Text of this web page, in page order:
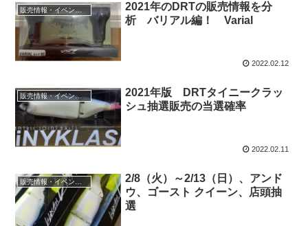
販売情報・イベント情報
2021年のDRTの販売情報を分
析 バリアル編！ Varial
2022.02.12
販売情報・イベント情報
2021年版 DRTタイニークラッ
シュ抽選販売の当選確率
2022.02.11
販売情報・イベント情報
2/8（火）～2/13（日）、アンド
ウ、ゴースト クイーン、店頭抽
選